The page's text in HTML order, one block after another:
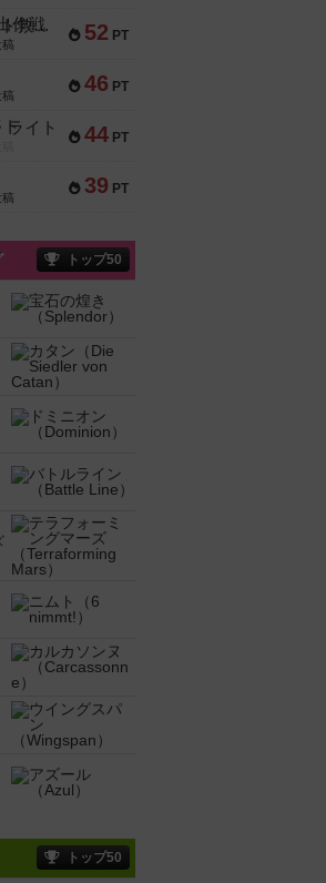
52 PT
Bitter End ブタペスト救出作戦
46 PT
44 PT
ライト
39 PT
トップ50
トップ50